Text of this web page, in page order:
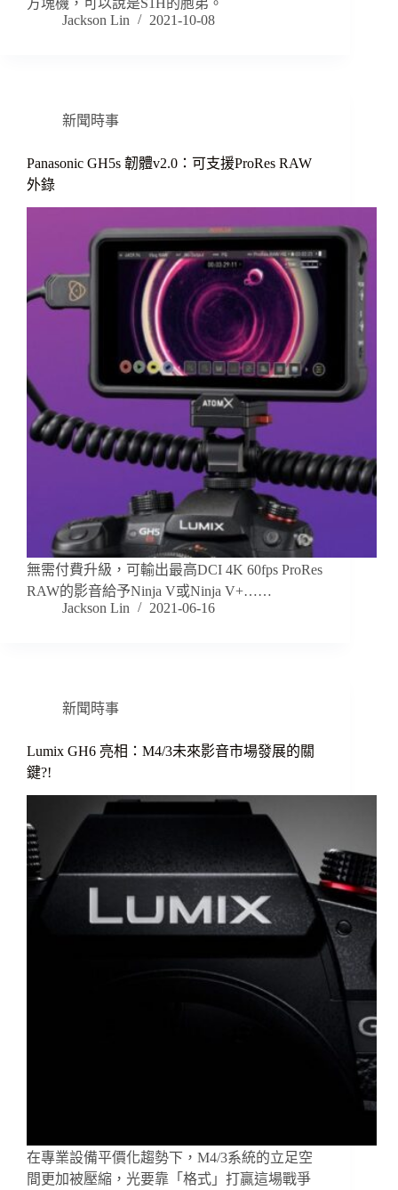
方塊機，可以說是S1H的胞弟。
Jackson Lin
2021-10-08
新聞時事
Panasonic GH5s 韌體v2.0：可支援ProRes RAW
外錄
無需付費升級，可輸出最高DCI 4K 60fps ProRes
RAW的影音給予Ninja V或Ninja V+……
Jackson Lin
2021-06-16
新聞時事
Lumix GH6 亮相：M4/3未來影音市場發展的關
鍵?!
在專業設備平價化趨勢下，M4/3系統的立足空
間更加被壓縮，光要靠「格式」打贏這場戰爭